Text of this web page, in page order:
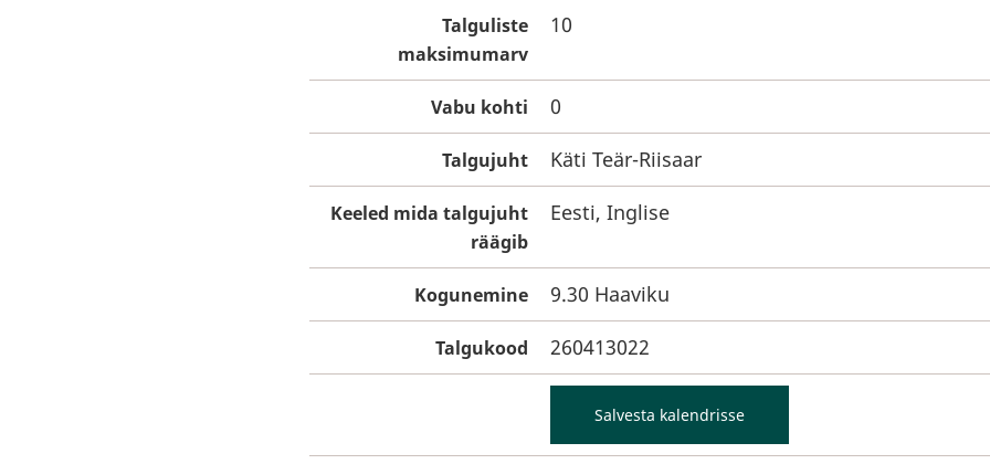
Talguliste
maksimumarv
10
Vabu kohti 0
Talgujuht Käti Teär-Riisaar
Keeled mida talgujuht
räägib
Eesti, Inglise
Kogunemine 9.30 Haaviku
Talgukood 260413022
Salvesta kalendrisse